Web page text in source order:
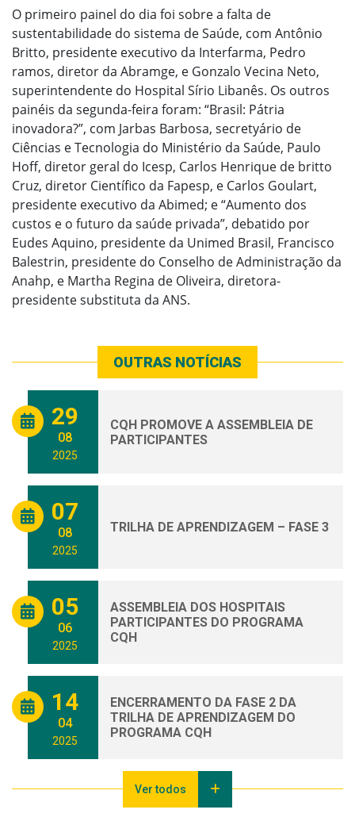
O primeiro painel do dia foi sobre a falta de
sustentabilidade do sistema de Saúde, com Antônio
Britto, presidente executivo da Interfarma, Pedro
ramos, diretor da Abramge, e Gonzalo Vecina Neto,
superintendente do Hospital Sírio Libanês. Os outros
painéis da segunda-feira foram: “Brasil: Pátria
inovadora?”, com Jarbas Barbosa, secretyário de
Ciências e Tecnologia do Ministério da Saúde, Paulo
Hoff, diretor geral do Icesp, Carlos Henrique de britto
Cruz, diretor Científico da Fapesp, e Carlos Goulart,
presidente executivo da Abimed; e “Aumento dos
custos e o futuro da saúde privada”, debatido por
Eudes Aquino, presidente da Unimed Brasil, Francisco
Balestrin, presidente do Conselho de Administração da
Anahp, e Martha Regina de Oliveira, diretora-
presidente substituta da ANS.
OUTRAS NOTÍCIAS
29
08
2025
CQH PROMOVE A ASSEMBLEIA DE
PARTICIPANTES
07
08
2025
TRILHA DE APRENDIZAGEM – FASE 3
05
06
2025
ASSEMBLEIA DOS HOSPITAIS
PARTICIPANTES DO PROGRAMA
CQH
14
04
2025
ENCERRAMENTO DA FASE 2 DA
TRILHA DE APRENDIZAGEM DO
PROGRAMA CQH
Ver todos